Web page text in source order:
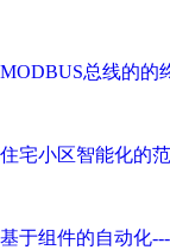
MODBUS总线的的
住宅小区智能化的
基于组件的自动化